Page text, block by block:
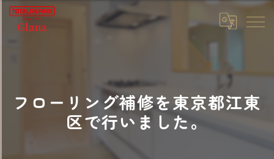
フローリング補修を東京都江東
区で行いました。